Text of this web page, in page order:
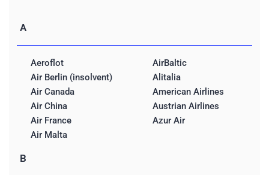
A
Aeroflot
Air Berlin (insolvent)
Air Canada
Air China
Air France
Air Malta
AirBaltic
Alitalia
American Airlines
Austrian Airlines
Azur Air
B